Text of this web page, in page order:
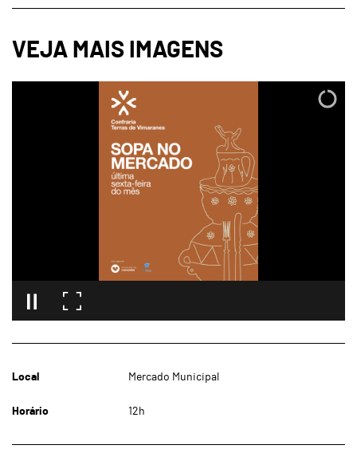
Local Mercado Municipal
Horário 12h